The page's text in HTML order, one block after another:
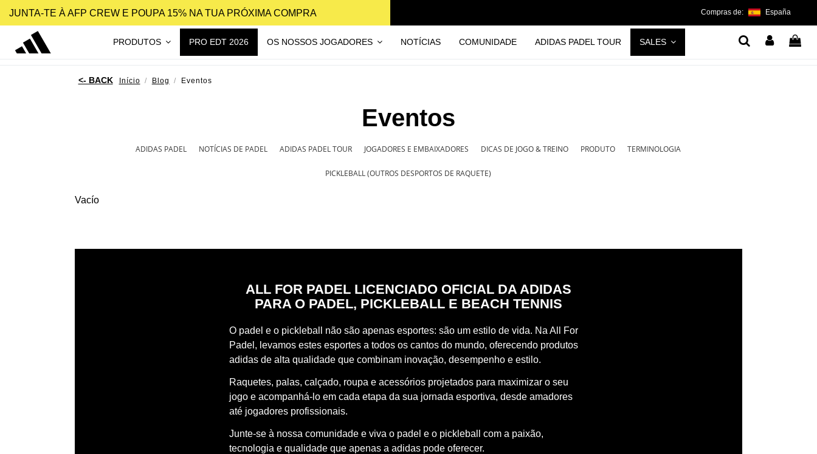
JUNTA-TE À AFP CREW E POUPA 15% NA TUA PRÓXIMA COMPRA Compras de: España
PRODUTOS PRO EDT 2026 OS NOSSOS JOGADORES NOTÍCIAS COMUNIDADE ADIDAS PADEL TOUR SALES
Início Blog Eventos
Eventos
ADIDAS PADEL NOTÍCIAS DE PADEL ADIDAS PADEL TOUR JOGADORES E EMBAIXADORES DICAS DE JOGO & TREINO PRODUTO TERMINOLOGIA
PICKLEBALL (OUTROS DESPORTOS DE RAQUETE)
Vacío
ALL FOR PADEL LICENCIADO OFICIAL DA ADIDAS
PARA O PADEL, PICKLEBALL E BEACH TENNIS
O padel e o pickleball não são apenas esportes: são um estilo de vida. Na All For
Padel, levamos estes esportes a todos os cantos do mundo, oferecendo produtos
adidas de alta qualidade que combinam inovação, desempenho e estilo.
Raquetes, palas, calçado, roupa e acessórios projetados para maximizar o seu
jogo e acompanhá-lo em cada etapa da sua jornada esportiva, desde amadores
até jogadores profissionais.
Junte-se à nossa comunidade e viva o padel e o pickleball com a paixão,
tecnologia e qualidade que apenas a adidas pode oferecer.